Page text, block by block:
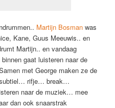
Martijn Bosmanwas
Kane, Guus Meeuwis.. en
Martijn.. en vandaag
gaat luisteren naar de
met George maken ze de
rifje… break…
naar de muziek… mee
dan ook snaarstrak